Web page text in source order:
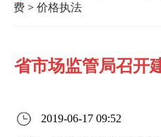
费 >价格执法
省市场监管局召开
2019-06-17 09:52